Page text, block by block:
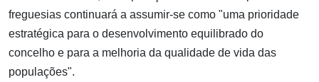
freguesias continuará a assumir-se como "uma prioridade
estratégica para o desenvolvimento equilibrado do
concelho e para a melhoria da qualidade de vida das
populações".